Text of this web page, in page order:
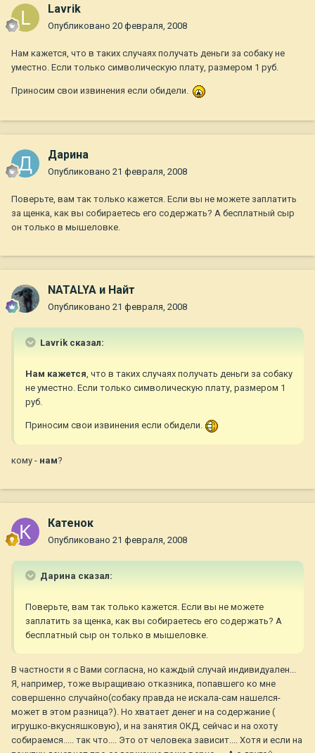
Lavrik
Опубликовано 20 февраля, 2008
Нам кажется, что в таких случаях получать деньги за собаку не
уместно. Если только символическую плату, размером 1 руб.
Приносим свои извинения если обидели.
Дарина
Опубликовано 21 февраля, 2008
Поверьте, вам так только кажется. Если вы не можете заплатить
за щенка, как вы собираетесь его содержать? А бесплатный сыр
он только в мышеловке.
NATALYA и Найт
Опубликовано 21 февраля, 2008
Lavrik сказал:
Нам кажется, что в таких случаях получать деньги за собаку
не уместно. Если только символическую плату, размером 1
руб.
Приносим свои извинения если обидели.
кому - нам?
Катенок
Опубликовано 21 февраля, 2008
Дарина сказал:
Поверьте, вам так только кажется. Если вы не можете
заплатить за щенка, как вы собираетесь его содержать? А
бесплатный сыр он только в мышеловке.
В частности я с Вами согласна, но каждый случай индивидуален...
Я, например, тоже выращиваю отказника, попавшего ко мне
совершенно случайно(собаку правда не искала-сам нашелся-
может в этом разница?). Но хватает денег и на содержание (
игрушко-вкусняшковую), и на занятия ОКД, сейчас и на охоту
собираемся..... так что.... Это от человека зависит.... Хотя и если на